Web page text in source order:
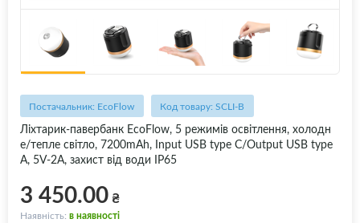
Постачальник: EcoFlow Код товару: SCLI-B
Ліхтарик-павербанк EcoFlow, 5 режимів освітлення, холодн
е/тепле світло, 7200mAh, Input USB type C/Output USB type
A, 5V-2A, захист від води IP65
3 450.00₴
Наявність: в наявності